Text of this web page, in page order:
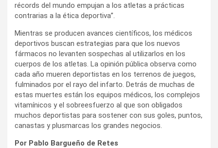
récords del mundo empujan a los atletas a prácticas
contrarias a la ética deportiva”.
Mientras se producen avances científicos, los médicos
deportivos buscan estrategias para que los nuevos
fármacos no levanten sospechas al utilizarlos en los
cuerpos de los atletas. La opinión pública observa como
cada año mueren deportistas en los terrenos de juegos,
fulminados por el rayo del infarto. Detrás de muchas de
estas muertes están los equipos médicos, los complejos
vitamínicos y el sobreesfuerzo al que son obligados
muchos deportistas para sostener con sus goles, puntos,
canastas y plusmarcas los grandes negocios.
Por Pablo Bargueño de Retes